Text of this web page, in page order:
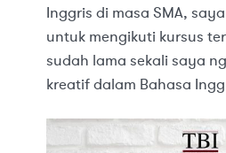
Inggris di masa SMA,
untuk mengikuti kursus
sudah lama sekali saya
kreatif dalam Bahasa